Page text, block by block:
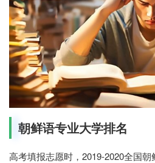
朝鲜语专业大学排名
高考填报志愿时，2019-2020全国